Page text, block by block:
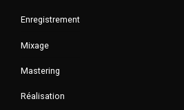
Enregistrement
Mixage
Mastering
Réalisation